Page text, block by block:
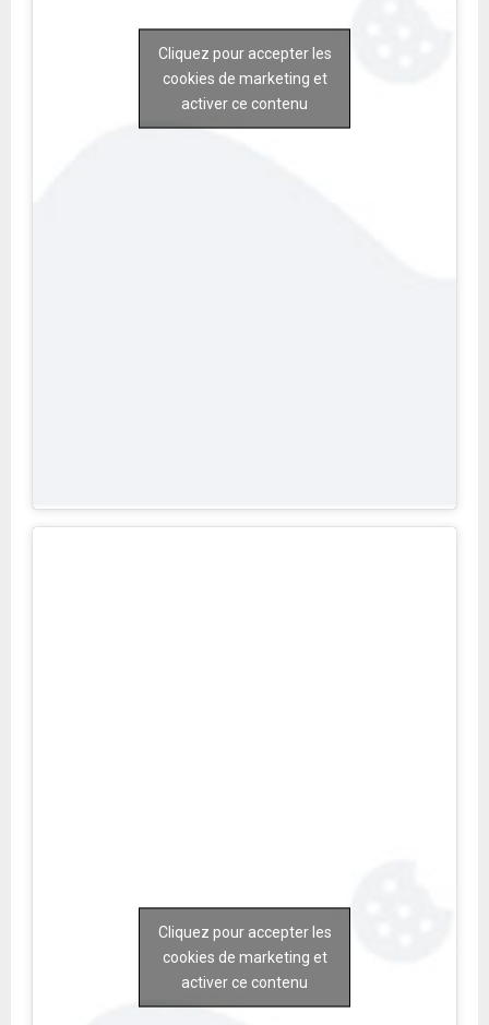
Cliquez pour accepter les
cookies de marketing et
activer ce contenu
Cliquez pour accepter les
cookies de marketing et
activer ce contenu